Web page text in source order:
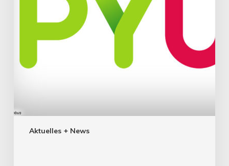
Aktuelles + News